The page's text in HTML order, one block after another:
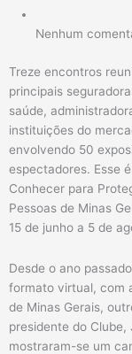
Nenhum
Treze encontros
principais
saúde,
instituições do
envolvendo 50
espectadores. Esse
Conhecer para
Pessoas de Minas
15 de junho a 5 de
Desde o ano
formato virtual, com
de Minas Gerais,
presidente do
mostraram-se um